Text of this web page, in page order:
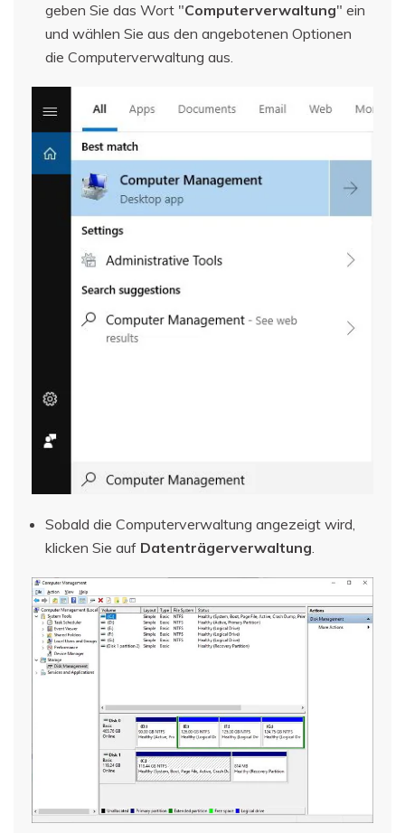
geben Sie das Wort "Computerverwaltung" ein
und wählen Sie aus den angebotenen Optionen
die Computerverwaltung aus.
Sobald die Computerverwaltung angezeigt wird,
klicken Sie auf Datenträgerverwaltung